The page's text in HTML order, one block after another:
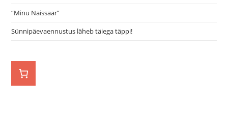
“Minu Naissaar”
Sünnipäevaennustus läheb täiega täppi!